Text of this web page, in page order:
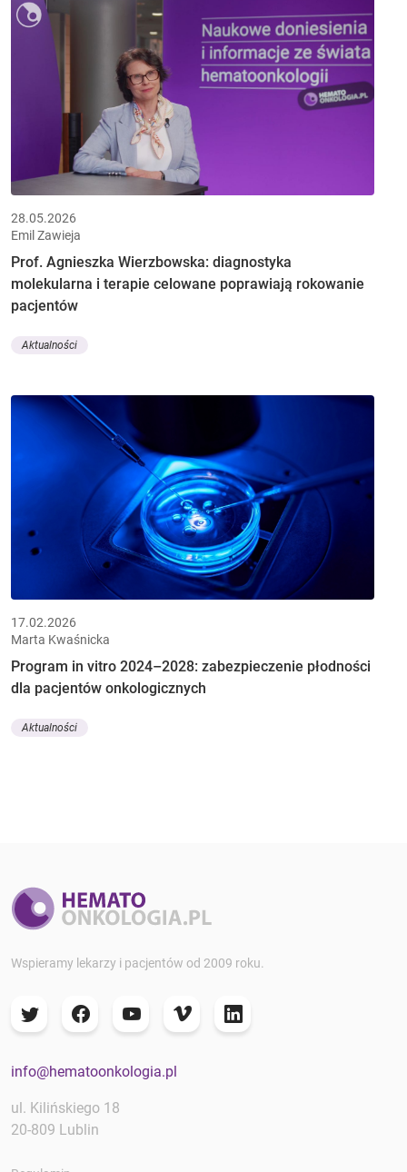
28.05.2026
Emil Zawieja
Prof. Agnieszka Wierzbowska: diagnostyka
molekularna i terapie celowane poprawiają rokowanie
pacjentów
Aktualności
17.02.2026
Marta Kwaśnicka
Program in vitro 2024–2028: zabezpieczenie płodności
dla pacjentów onkologicznych
Aktualności
Wspieramy lekarzy i pacjentów od 2009 roku.
info@hematoonkologia.pl
ul. Kilińskiego 18
20-809 Lublin